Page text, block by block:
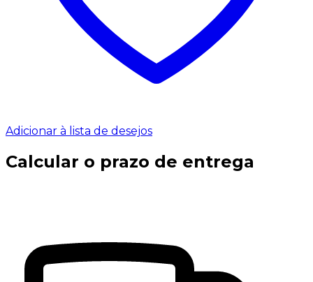
Adicionar à lista de desejos
Calcular o prazo de entrega